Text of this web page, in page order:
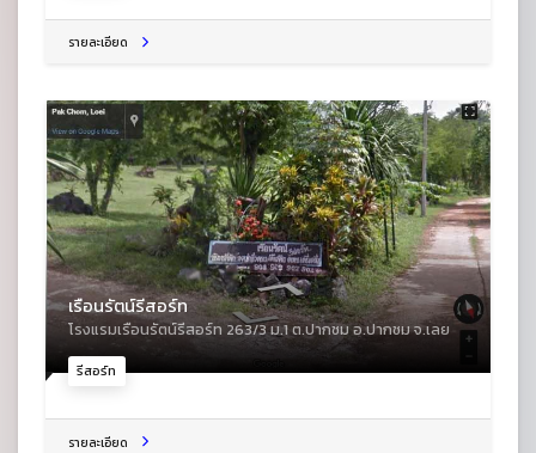
รายละเอียด
รีสอร์ท
เรือนรัตน์รีสอร์ท
โรงแรมเรือนรัตน์รีสอร์ท 263/3 ม.1 ต.ปากชม อ.ปากชม จ.เลย
รายละเอียด